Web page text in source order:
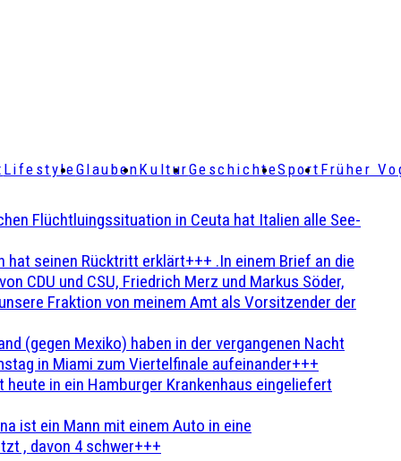
LifestyleGlaubenKulturGeschichteSport Früher
Flüchtluingssituation in Ceuta hat Italien alle See-
hat seinen Rücktritt erklärt+++ .In einem Brief an die
CDU und CSU, Friedrich Merz und Markus Söder,
Fraktion von meinem Amt als Vorsitzender der
(gegen Mexiko) haben in der vergangenen Nacht
in Miami zum Viertelfinale aufeinander+++
in ein Hamburger Krankenhaus eingeliefert
ist ein Mann mit einem Auto in eine
, davon 4 schwer+++